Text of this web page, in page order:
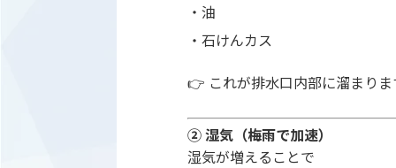
・油
・石けんカス
👉 これが排水口内部に溜まりま
② 湿気（梅雨で加速）
湿気が増えることで